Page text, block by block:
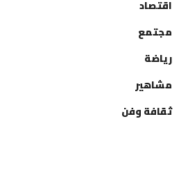
اقتصاد
مجتمع
رياضة
مشاهير
ثقافة وفن